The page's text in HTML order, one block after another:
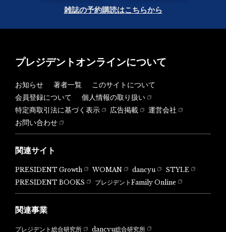
雑誌の予約購読はこちらから
プレジデントオンラインについて
お知らせ 著者一覧
このサイトについて
会員登録について
個人情報の取り扱い
特定商取引法に基づく表示
広告掲載
運営会社
お問い合わせ
関連サイト
PRESIDENT Growth WOMAN dancyu
STYLE
PRESIDENT BOOKS
プレジデントFamily Online
関連事業
プレジデント総合研究所 dancyu総合研究所